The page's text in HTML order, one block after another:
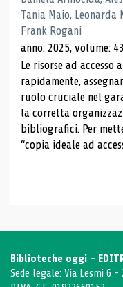
Tania Maio, Leonarda
Frank Rogani
anno: 2025, volume:
Le risorse ad accesso
rapidamente,
ruolo cruciale nel
la corretta
bibliografici. Per
“copia ideale ad
Biblioteche oggi -
Sede legale: Via Lesmi 6 -